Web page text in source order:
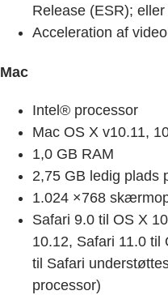
Release (ESR);
Acceleration af
Mac
Intel® processor
Mac OS X v10.11,
1,0 GB RAM
2,75 GB ledig plads
1.024 ×768
Safari 9.0 til OS X
10.12, Safari 11.0 til
til Safari
processor)